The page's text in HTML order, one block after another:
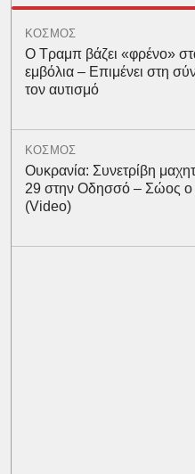
ΚΟΣΜΟΣ
Ο Τραμπ βάζει «φρένο»
εμβόλια – Επιμένει στη
τον αυτισμό
ΚΟΣΜΟΣ
Ουκρανία: Συνετρίβη
29 στην Οδησσό – Σώος ο
(Video)